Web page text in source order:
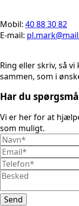
Mobil: 40 88 30 82
E-mail:
Ring eller skriv, så
sammen, som i
Har du
Vi er her for at
som muligt.
Send